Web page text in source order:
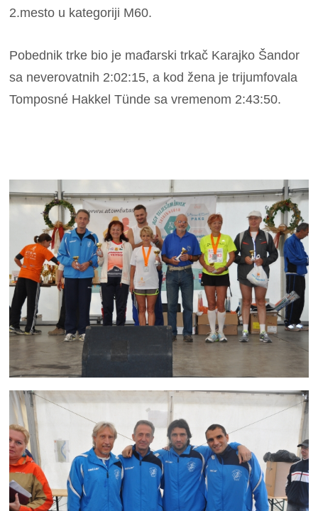
2.mesto u kategoriji M60.
Pobednik trke bio je mađarski trkač Karajko Šandor
sa neverovatnih 2:02:15, a kod žena je trijumfovala
Tomposné Hakkel Tünde sa vremenom 2:43:50.